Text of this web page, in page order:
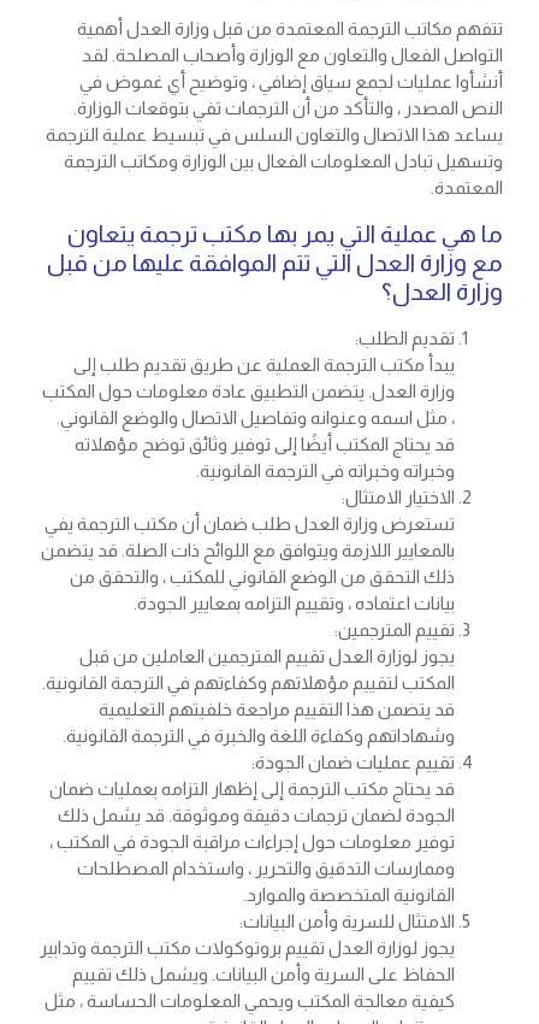
تتفهم مكاتب الترجمة المعتمدة من قبل وزارة العدل أهمية
التواصل الفعال والتعاون مع الوزارة وأصحاب المصلحة. لقد
أنشأوا عمليات لجمع سياق إضافي ، وتوضيح أي غموض في
النص المصدر ، والتأكد من أن الترجمات تفي بتوقعات الوزارة.
يساعد هذا الاتصال والتعاون السلس في تبسيط عملية الترجمة
وتسهيل تبادل المعلومات الفعال بين الوزارة ومكاتب الترجمة
المعتمدة.
ما هي عملية التي يمر بها مكتب ترجمة يتعاون
مع وزارة العدل التي تتم الموافقة عليها من قبل
وزارة العدل؟
تقديم الطلب:
يبدأ مكتب الترجمة العملية عن طريق تقديم طلب إلى
وزارة العدل. يتضمن التطبيق عادة معلومات حول المكتب
، مثل اسمه وعنوانه وتفاصيل الاتصال والوضع القانوني.
قد يحتاج المكتب أيضًا إلى توفير وثائق توضح مؤهلاته
وخبراته وخبراته في الترجمة القانونية.
الاختيار الامتثال:
تستعرض وزارة العدل طلب ضمان أن مكتب الترجمة يفي
بالمعايير اللازمة ويتوافق مع اللوائح ذات الصلة. قد يتضمن
ذلك التحقق من الوضع القانوني للمكتب ، والتحقق من
بيانات اعتماده ، وتقييم التزامه بمعايير الجودة.
تقييم المترجمين:
يجوز لوزارة العدل تقييم المترجمين العاملين من قبل
المكتب لتقييم مؤهلاتهم وكفاءتهم في الترجمة القانونية.
قد يتضمن هذا التقييم مراجعة خلفيتهم التعليمية
وشهاداتهم وكفاءة اللغة والخبرة في الترجمة القانونية.
تقييم عمليات ضمان الجودة:
قد يحتاج مكتب الترجمة إلى إظهار التزامه بعمليات ضمان
الجودة لضمان ترجمات دقيقة وموثوقة. قد يشمل ذلك
توفير معلومات حول إجراءات مراقبة الجودة في المكتب ،
وممارسات التدقيق والتحرير ، واستخدام المصطلحات
القانونية المتخصصة والموارد.
الامتثال للسرية وأمن البيانات:
يجوز لوزارة العدل تقييم بروتوكولات مكتب الترجمة وتدابير
الحفاظ على السرية وأمن البيانات. ويشمل ذلك تقييم
كيفية معالجة المكتب ويحمي المعلومات الحساسة ، مثل